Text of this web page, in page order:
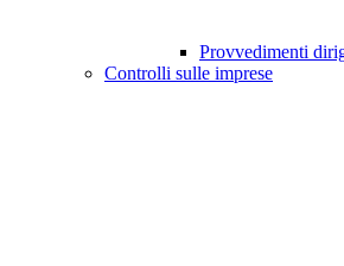
Provvedimenti
Controlli sulle imprese